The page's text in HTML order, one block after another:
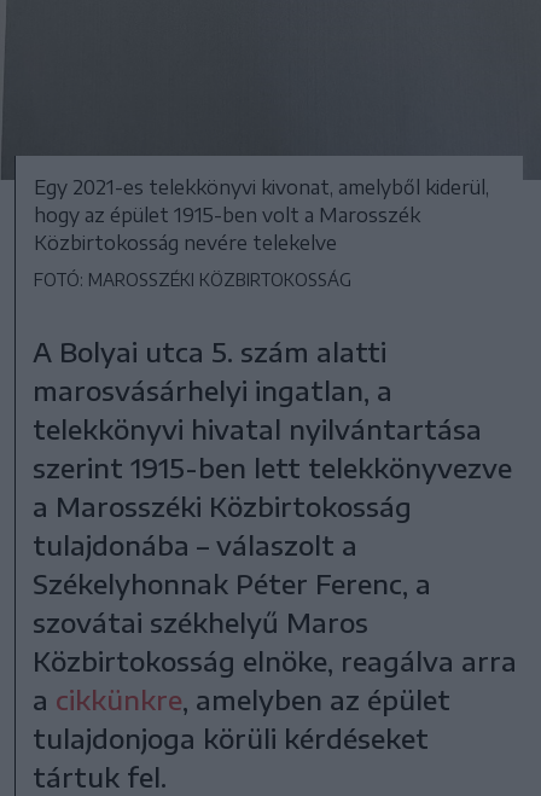
Egy 2021-es telekkönyvi kivonat, amelyből kiderül,
hogy az épület 1915-ben volt a Marosszék
Közbirtokosság nevére telekelve
FOTÓ: MAROSSZÉKI KÖZBIRTOKOSSÁG
A Bolyai utca 5. szám alatti
marosvásárhelyi ingatlan, a
telekkönyvi hivatal nyilvántartása
szerint 1915-ben lett telekkönyvezve
a Marosszéki Közbirtokosság
tulajdonába – válaszolt a
Székelyhonnak Péter Ferenc, a
szovátai székhelyű Maros
Közbirtokosság elnöke, reagálva arra
a cikkünkre, amelyben az épület
tulajdonjoga körüli kérdéseket
tártuk fel.